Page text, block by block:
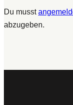
Du musst
abzugeben.